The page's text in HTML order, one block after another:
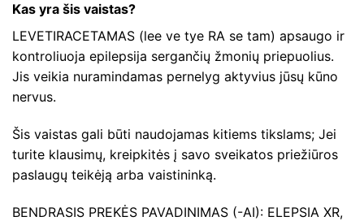
Kas yra šis vaistas?
LEVETIRACETAMAS (lee ve tye RA se tam) apsaugo ir
kontroliuoja epilepsija sergančių žmonių priepuolius.
Jis veikia nuramindamas pernelyg aktyvius jūsų kūno
nervus.
Šis vaistas gali būti naudojamas kitiems tikslams; Jei
turite klausimų, kreipkitės į savo sveikatos priežiūros
paslaugų teikėją arba vaistininką.
BENDRASIS PREKĖS PAVADINIMAS (-AI): ELEPSIA XR,